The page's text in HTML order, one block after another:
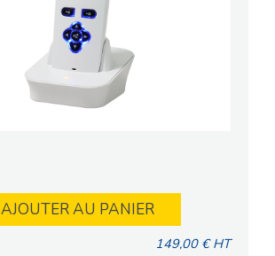
AJOUTER AU PANIER
149,00 € HT